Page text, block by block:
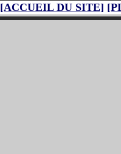
[ACCUEIL DU SITE]